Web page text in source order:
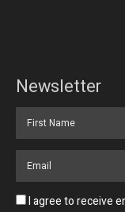
Newsletter
I agree to receive